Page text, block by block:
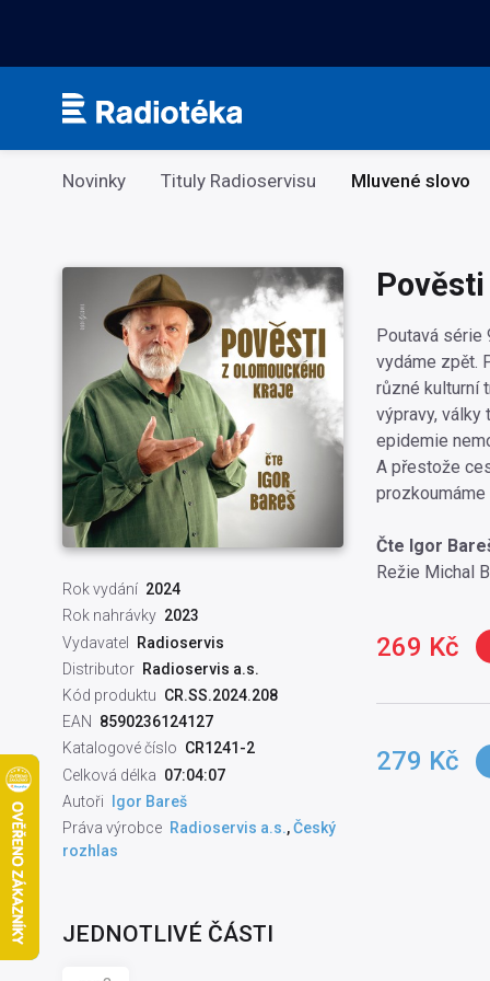
Kategorie
Novinky Tituly Radioservisu Mluvené slovo
Rok vydání 2024
Rok nahrávky 2023
Vydavatel
Radioservis
Distributor Radioservis a.s.
Kód produktu CR.SS.2024.208
EAN
8590236124127
Katalogové číslo CR1241-2
Celková délka 07:04:07
Autoři
Igor Bareš
Práva výrobce Radioservis a.s.,Český
rozhlas
Poutavá série
vydáme zpět.
různé kulturní
výpravy, války
epidemie
A přestože
prozkoumáme
Čte Igor
Režie Michal
269 Kč
279 Kč
JEDNOTLIVÉ ČÁSTI